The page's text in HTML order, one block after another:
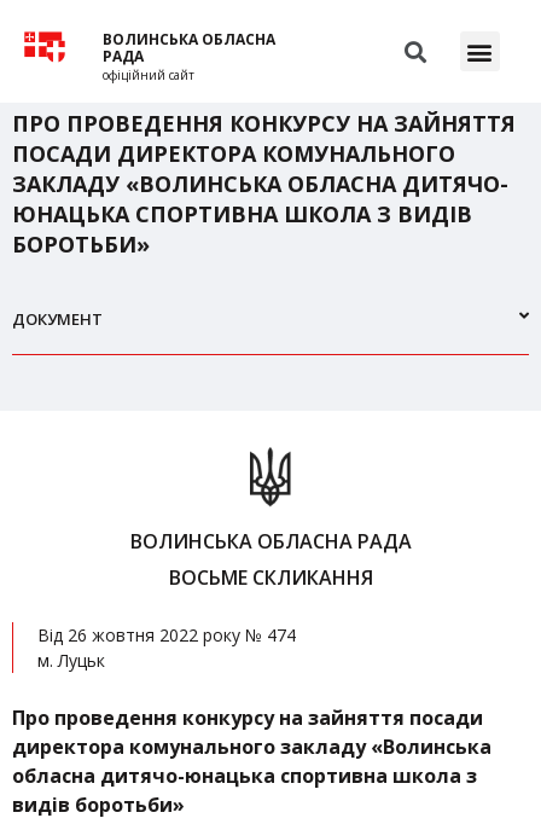
ВОЛИНСЬКА ОБЛАСНА
РАДА
офіційний сайт
ПРО ПРОВЕДЕННЯ КОНКУРСУ НА ЗАЙНЯТТЯ
ПОСАДИ ДИРЕКТОРА КОМУНАЛЬНОГО
ЗАКЛАДУ «ВОЛИНСЬКА ОБЛАСНА ДИТЯЧО-
ЮНАЦЬКА СПОРТИВНА ШКОЛА З ВИДІВ
БОРОТЬБИ»
ДОКУМЕНТ
ВОЛИНСЬКА ОБЛАСНА РАДА
ВОСЬМЕ СКЛИКАННЯ
Від 26 жовтня 2022 року № 474
м. Луцьк
Про проведення конкурсу на зайняття посади
директора комунального закладу «Волинська
обласна дитячо-юнацька спортивна школа з
видів боротьби»